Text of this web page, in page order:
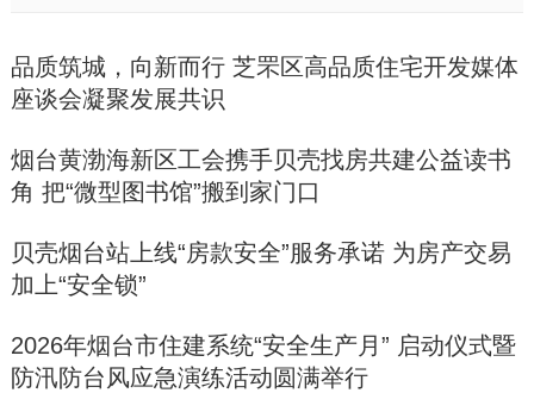
品质筑城，向新而行 芝罘区高品质住宅开发媒体
座谈会凝聚发展共识
烟台黄渤海新区工会携手贝壳找房共建公益读书
角 把“微型图书馆”搬到家门口
贝壳烟台站上线“房款安全”服务承诺 为房产交易
加上“安全锁”
2026年烟台市住建系统“安全生产月” 启动仪式暨
防汛防台风应急演练活动圆满举行